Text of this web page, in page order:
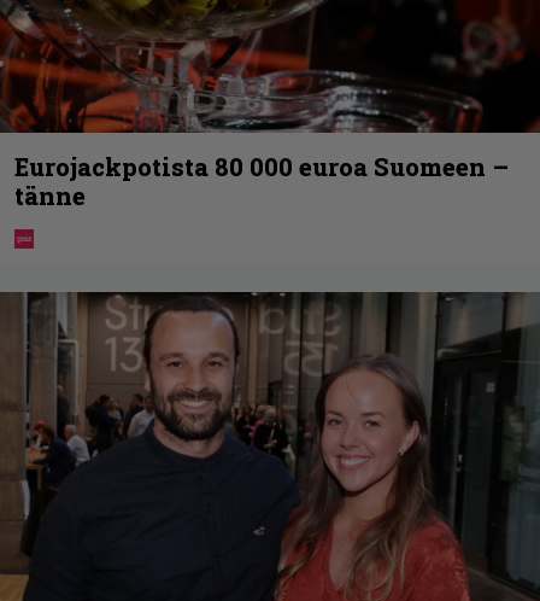
Eurojackpotista 80 000 euroa Suomeen –
tänne